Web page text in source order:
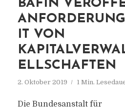
BAFIN
IT VON
ELLSCHAFTEN
2. Oktober 2019 1 Min.
Die Bundesanstalt für